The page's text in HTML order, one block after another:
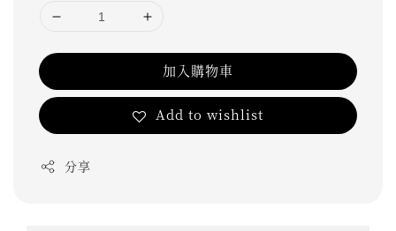
加入購物車
Add to wishlist
分享